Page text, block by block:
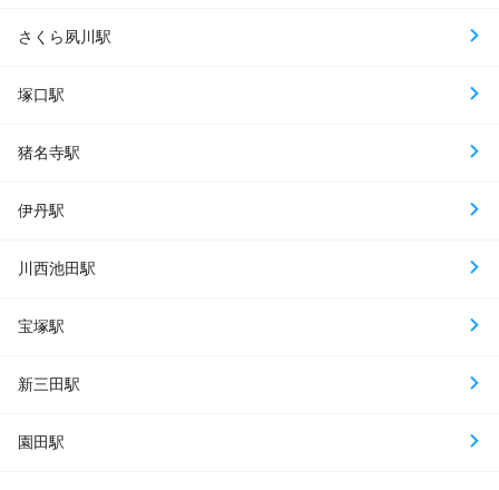
さくら夙川駅
塚口駅
猪名寺駅
伊丹駅
川西池田駅
宝塚駅
新三田駅
園田駅